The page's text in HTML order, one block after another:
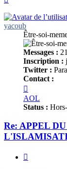
yacoub
Être-soi-
Messages :
Inscription :
Twitter :
Contact :
yacoub
AOL
Status :
Re: APPEL